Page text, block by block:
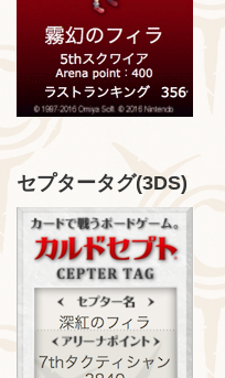
セプタータグ(3DS)